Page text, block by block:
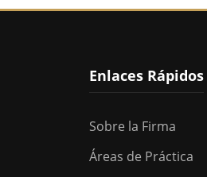
Enlaces Rápidos
Sobre la Firma
Áreas de Práctica